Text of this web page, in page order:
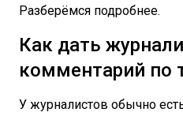
Разберёмся подробнее.
Как дать
комментарий по
У журналистов обычно